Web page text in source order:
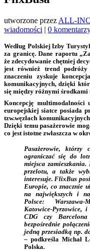
utworzone przez ALL-
wiadomości | 0
Według Polskiej Izby
za granicę. Dane raportu
że zdecydowanie chętniej
jest również trend podróży
znaczeniu zyskuje
komunikacyjnych, dzięki
się między różnymi środkami
Koncepcję
europejskiej siatce posiada
tzw.węzłach
Dzięki temu pasażerowie
co jest istotne zwłaszcza w
Pasażerowie,
ograniczać się do
miejsca
przelotu, a także
interesuje. FlixBus
Europie, co znacznie
na największych i
Polsce: Warszawa-
Katowice-
CDG czy
bezpośrednie
jedną przesiadką np.
– podkreśla Michał
Polska.